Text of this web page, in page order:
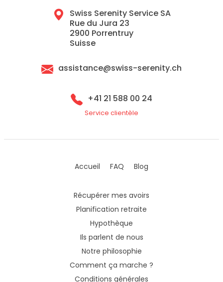
Swiss Serenity Service SA
Rue du Jura 23
2900 Porrentruy
Suisse
assistance@swiss-serenity.ch
+41 21 588 00 24
Service clientèle
Accueil FAQ Blog
Récupérer mes avoirs
Planification retraite
Hypothèque
Ils parlent de nous
Notre philosophie
Comment ça marche ?
Conditions générales